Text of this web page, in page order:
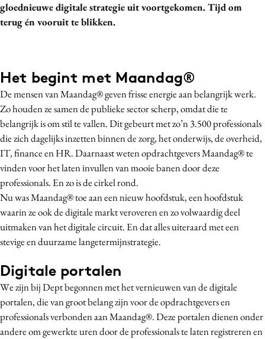
PR
Programmatic
gloednieuwe digitale strategie uit voortgekomen. Tijd om
terug én vooruit te blikken.
Het begint met Maandag®
De mensen van Maandag® geven frisse energie aan belangrijk werk.
Zo houden ze samen de publieke sector scherp, omdat die te
belangrijk is om stil te vallen. Dit gebeurt met zo’n 3.500 professionals
die zich dagelijks inzetten binnen de zorg, het onderwijs, de overheid,
IT, finance en HR. Daarnaast weten opdrachtgevers Maandag® te
vinden voor het laten invullen van mooie banen door deze
professionals. En zo is de cirkel rond.
Nu was Maandag® toe aan een nieuw hoofdstuk, een hoofdstuk
waarin ze ook de digitale markt veroveren en zo volwaardig deel
uitmaken van het digitale circuit. En dat alles uiteraard met een
stevige en duurzame langetermijnstrategie.
Digitale portalen
We zijn bij Dept begonnen met het vernieuwen van de digitale
portalen, die van groot belang zijn voor de opdrachtgevers en
professionals verbonden aan Maandag®. Deze portalen dienen onder
andere om gewerkte uren door de professionals te laten registreren en